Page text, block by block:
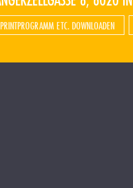
PRINTPROGRAMM ETC. DOWNLOADEN